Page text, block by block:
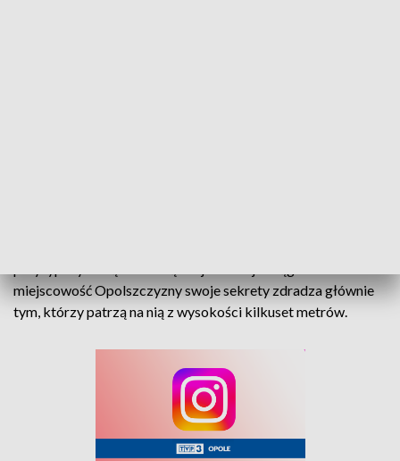
miejscowość Opolszczyzny swoje sekrety zdradza głównie
tym, którzy patrzą na nią z wysokości kilkuset metrów.